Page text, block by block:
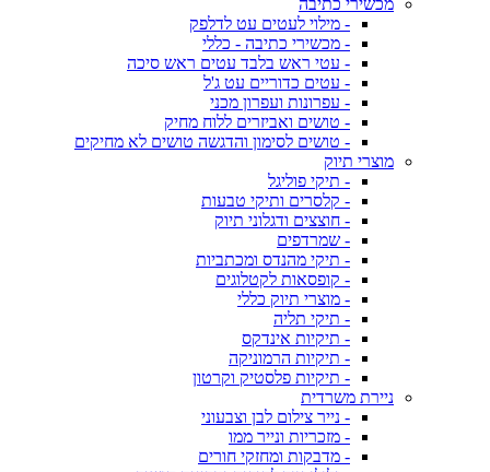
מכשירי כתיבה
- מילוי לעטים עט לדלפק
- מכשירי כתיבה - כללי
- עטי ראש בלבד עטים ראש סיכה
- עטים כדוריים עט ג'ל
- עפרונות ועפרון מכני
- טושים ואביזרים ללוח מחיק
- טושים לסימון והדגשה טושים לא מחיקים
מוצרי תיוק
- תיקי פוליגל
- קלסרים ותיקי טבעות
- חוצצים ודגלוני תיוק
- שמרדפים
- תיקי מהנדס ומכתביות
- קופסאות לקטלוגים
- מוצרי תיוק כללי
- תיקי תליה
- תיקיות אינדקס
- תיקיות הרמוניקה
- תיקיות פלסטיק וקרטון
ניירת משרדית
- נייר צילום לבן וצבעוני
- מזכריות ונייר ממו
- מדבקות ומחזקי חורים